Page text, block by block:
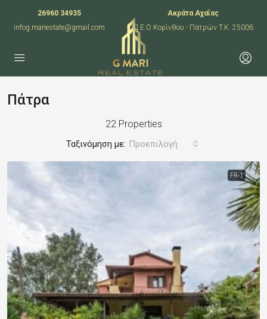
26960 34935
infog.mariestate@gmail.com
Ακράτα Αχαΐας
Π.Ε.Ο Κορίνθου - Πατρών T.K. 25006
Πάτρα
22 Properties
Ταξινόμηση με: Προεπιλογή
FR-1